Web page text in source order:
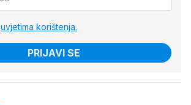
uvjetima korištenja.
PRIJAVI SE